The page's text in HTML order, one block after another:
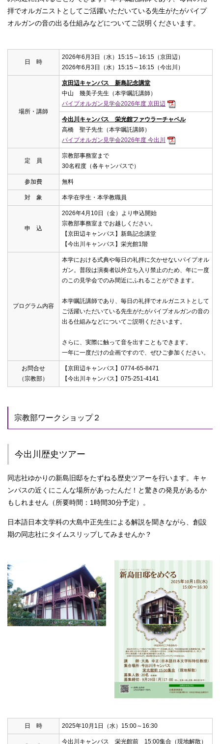
拝でオルガニストとしてご活躍いただいている先生がたがパイプ
オルガンの音の出る仕組みなどについてご説明くださいます。
日 時
2026年6月3日（水）15:15～16:15（京田辺）
2026年6月3日（水）15:15～16:15（今出川）
場所・講師
京田辺キャンパス 新島記念講堂
中山 幾美子先生（本学嘱託講師）
パイプオルガン見学会2026年度 京田辺
今出川キャンパス 栄光館ファウラーチャペル
高橋 聖子先生（本学嘱託講師）
パイプオルガン見学会2026年度 今出川
定 員
宗教部事務室まで
30名程度（各キャンパスで）
参加費 無料
対 象 本学在学生・本学教職員
申 込
2026年4月10日（金）より申込開始
宗教部事務室までお越しください。
【京田辺キャンパス】新島記念講堂
【今出川キャンパス】栄光館1階
プログラム内容
本学における式典や毎日の礼拝に欠かせないパイプオル
ガン。普段は演奏者以外立ち入り禁止のため、年に一度
のこの見学会でのみ間近にふれることができます。
本学嘱託講師であり、毎日の礼拝でオルガニストとして
ご活躍いただいている先生がたがパイプオルガンの音の
出る仕組みなどについてご説明くださいます。
さらに、実際に触って音を出すこともできます。
一年に一度だけの企画ですので、ぜひご参加ください。
お問合せ
（宗教部）
【京田辺キャンパス】0774-65-8471
【今出川キャンパス】075-251-4141
宗教部ワークショップ２
今出川歴史ツアー
同志社ゆかりの新島旧邸をたずねる歴史ツアーを行います。キャ
ンパスの近くにこんな場所があったんだ！と驚きの発見があるか
もしれません（所要時間：1時間30分予定）。
日本語日本文学科の大島中正先生による解説を聞きながら、創設
期の同志社にタイムスリップしてみませんか？
日 時 2025年10月1日（水）15:00～16:30
今出川キャンパス 栄光館前 15:00集合（現地解散）